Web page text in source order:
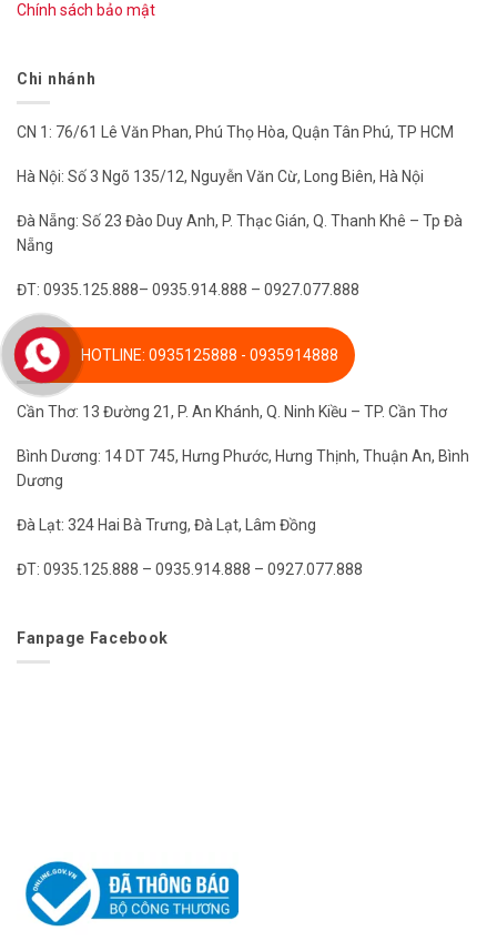
Chính sách bảo mật
Chi nhánh
CN 1: 76/61 Lê Văn Phan, Phú Thọ Hòa, Quận Tân Phú, TP HCM
Hà Nội: Số 3 Ngõ 135/12, Nguyễn Văn Cừ, Long Biên, Hà Nội
Đà Nẵng: Số 23 Đào Duy Anh, P. Thạc Gián, Q. Thanh Khê – Tp Đà
Nẵng
ĐT: 0935.125.888– 0935.914.888 – 0927.077.888
Chi nhánh
Cần Thơ: 13 Đường 21, P. An Khánh, Q. Ninh Kiều – TP. Cần Thơ
Bình Dương: 14 DT 745, Hưng Phước, Hưng Thịnh, Thuận An, Bình
Dương
Đà Lạt: 324 Hai Bà Trưng, Đà Lạt, Lâm Đồng
ĐT: 0935.125.888 – 0935.914.888 – 0927.077.888
Fanpage Facebook
HOTLINE: 0935125888 - 0935914888